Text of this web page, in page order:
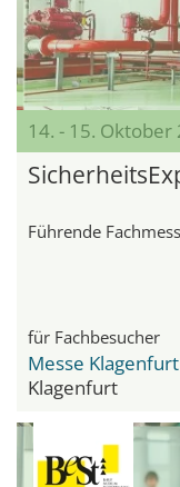
14. - 15. Oktober
Führende
für Fachbesucher
Messe Klagenfurt
Klagenfurt